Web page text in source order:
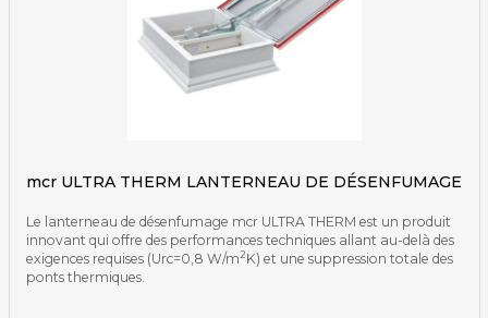
mcr ULTRA THERM LANTERNEAU DE DÉSENFUMAGE
Le lanterneau de désenfumage mcr ULTRA THERM est un produit
innovant qui offre des performances techniques allant au-delà des
exigences requises (Urc=0,8 W/m2K) et une suppression totale des
ponts thermiques.